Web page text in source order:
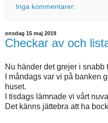
Inga kommentarer:
onsdag 15 maj 2019
Checkar av och
Nu händer det grejer i snabb
I måndags var vi på banken
huset.
I tisdags lämnade vi vårt
Det känns jättebra att ha